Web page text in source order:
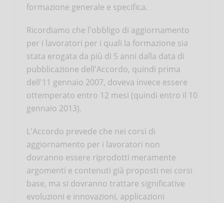
formazione generale e specifica.
Ricordiamo che l'obbligo di aggiornamento
per i lavoratori per i quali la formazione sia
stata erogata da più di 5 anni dalla data di
pubblicazione dell'Accordo, quindi prima
dell'11 gennaio 2007, doveva invece essere
ottemperato entro 12 mesi (quindi entro il 10
gennaio 2013).
L'Accordo prevede che nei corsi di
aggiornamento per i lavoratori non
dovranno essere riprodotti meramente
argomenti e contenuti già proposti nei corsi
base, ma si dovranno trattare significative
evoluzioni e innovazioni, applicazioni